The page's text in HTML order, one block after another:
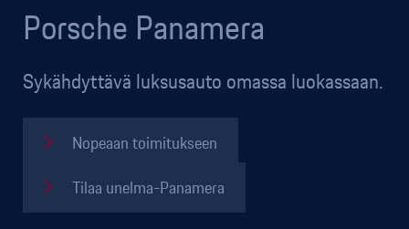
Porsche Panamera
Sykähdyttävä luksusauto omassa luokassaan.
Nopeaan toimitukseen
Tilaa unelma-Panamera